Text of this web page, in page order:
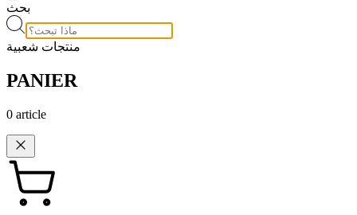
بحث
منتجات شعبية
PANIER
0 article